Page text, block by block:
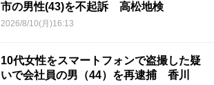
市の男性(43)を不起訴 高松地検
2026/8/10(月)16:13
10代女性をスマートフォンで盗撮した疑
いで会社員の男（44）を再逮捕 香川